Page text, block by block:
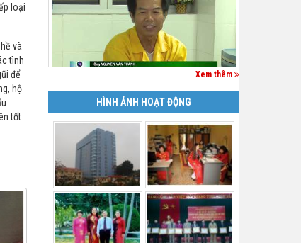
loại
và
tình
để
hộ
tốt
Xem thêm
HÌNH ẢNH HOẠT ĐỘNG